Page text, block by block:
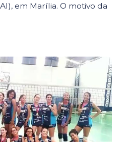
em Marília. O motivo da